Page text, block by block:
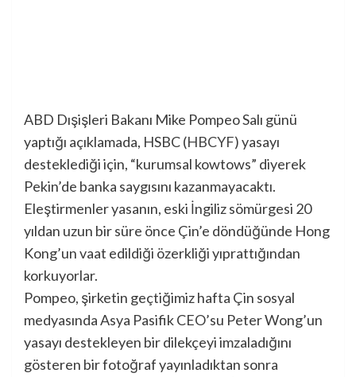
ABD Dışişleri Bakanı Mike Pompeo Salı günü
yaptığı açıklamada, HSBC(HBCYF)yasayı
desteklediği için, “kurumsal kowtows” diyerek
Pekin’de banka saygısını kazanmayacaktı.
Eleştirmenler yasanın, eski İngiliz sömürgesi 20
yıldan uzun bir süre önce Çin’e döndüğünde Hong
Kong’un vaat edildiği özerkliği yıprattığından
korkuyorlar.
Pompeo, şirketin geçtiğimiz hafta Çin sosyal
medyasında Asya Pasifik CEO’su Peter Wong’un
yasayı destekleyen bir dilekçeyi imzaladığını
gösteren bir fotoğraf yayınladıktan sonra